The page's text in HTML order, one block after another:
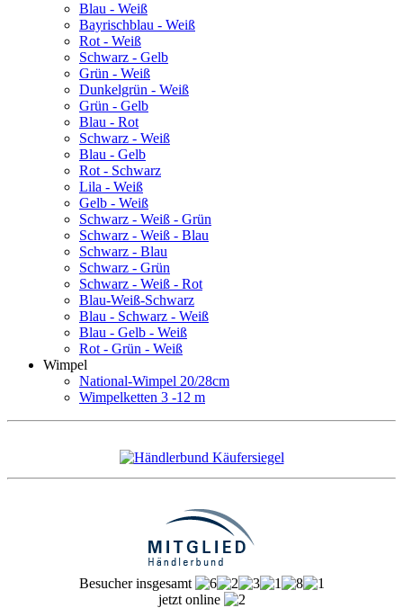
Blau - Weiß
Bayrischblau - Weiß
Rot - Weiß
Schwarz - Gelb
Grün - Weiß
Dunkelgrün - Weiß
Grün - Gelb
Blau - Rot
Schwarz - Weiß
Blau - Gelb
Rot - Schwarz
Lila - Weiß
Gelb - Weiß
Schwarz - Weiß - Grün
Schwarz - Weiß - Blau
Schwarz - Blau
Schwarz - Grün
Schwarz - Weiß - Rot
Blau-Weiß-Schwarz
Blau - Schwarz - Weiß
Blau - Gelb - Weiß
Rot - Grün - Weiß
Wimpel
National-Wimpel 20/28cm
Wimpelketten 3 -12 m
Besucher insgesamt
jetzt online